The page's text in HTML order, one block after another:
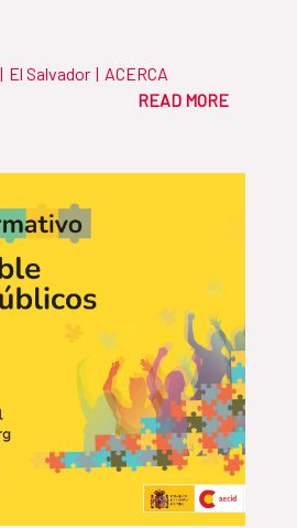
| El Salvador | ACERCA
READ MORE